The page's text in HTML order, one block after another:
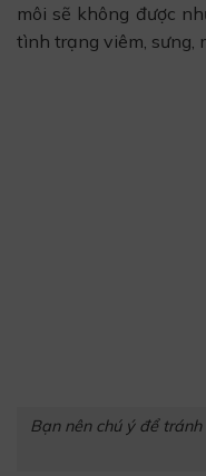
môi sẽ không được
tình trạng viêm, sưng,
Bạn nên chú ý để